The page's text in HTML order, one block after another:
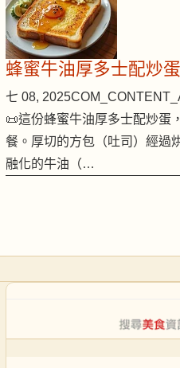
蜂蜜牛油厚多士配炒蛋
七 08, 2025
📜這份蜂蜜牛油厚多士配炒蛋
餐。厚切的方包（吐司）經過
融化的牛油（…